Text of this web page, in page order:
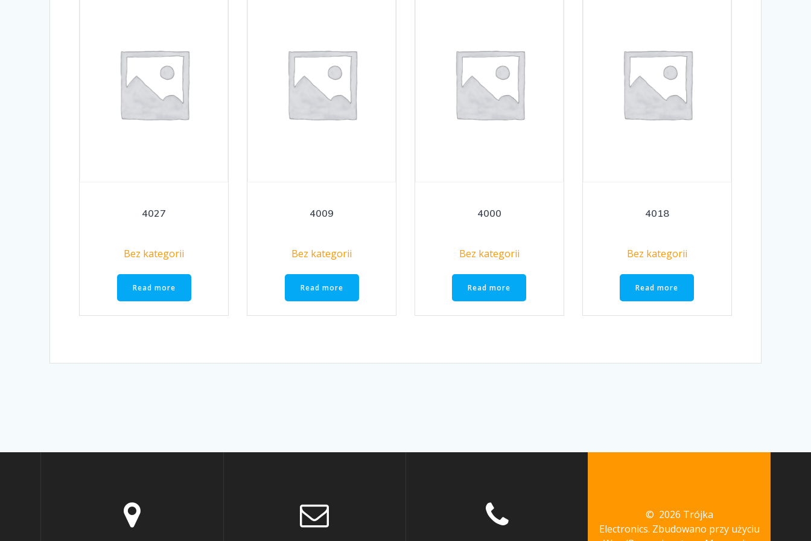
4027
Bez kategorii
Read more
4009
Bez kategorii
Read more
4000
Bez kategorii
Read more
4018
Bez kategorii
Read more
© 2026 Trójka
Electronics. Zbudowano przy użyciu